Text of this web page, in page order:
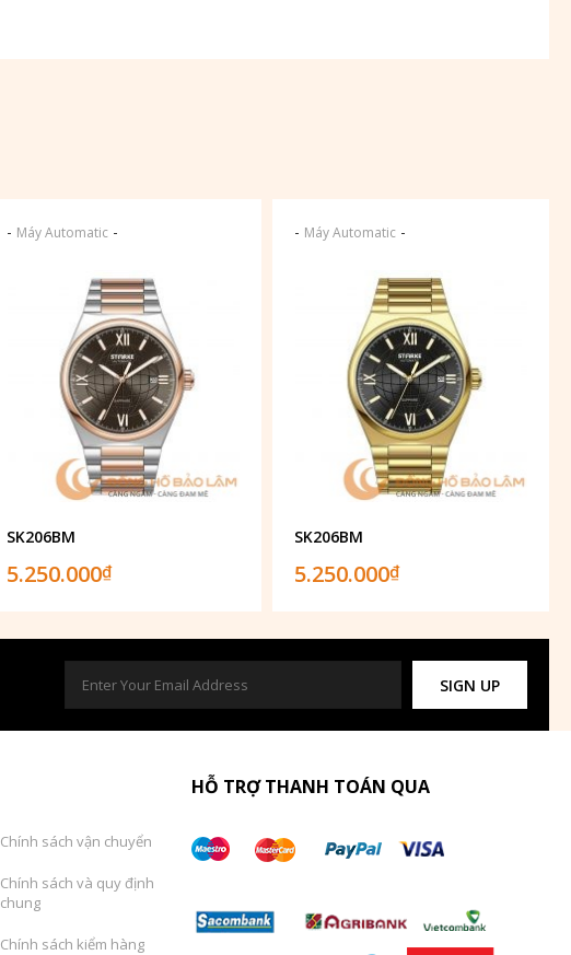
- Máy Automatic -
SK206BM
5.250.000₫
- Máy Automatic -
SK206BM
5.250.000₫
SIGN UP
Chính sách vận chuyển
Chính sách và quy định
chung
Chính sách kiểm hàng
HỖ TRỢ THANH TOÁN QUA